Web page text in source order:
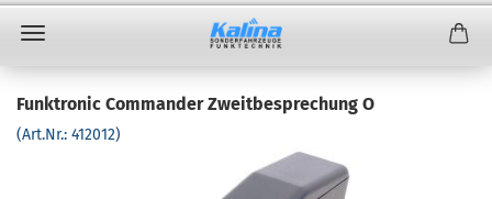
Funktronic Commander Zweitbesprechung O
(Art.Nr.: 412012)